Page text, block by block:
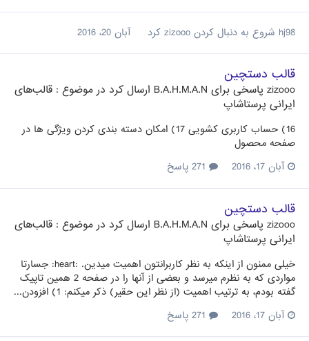
hj98 شروع به دنبال کردن zizooo کرد آبان 20، 2016
قالب دستچین
zizooo پاسخی برای B.A.H.M.A.N ارسال کرد در موضوع : قالب‌های
ایرانی پرستاشاپ
16) حساب کاربری کشویی 17) امکان دسته بندی کردن ویژگی ها در
صفحه محصول
آبان 17، 2016
قالب دستچین
zizooo پاسخی برای B.A.H.M.A.N ارسال کرد در موضوع : قالب‌های
ایرانی پرستاشاپ
خیلی ممنون از اینکه به نظر کاربرانتون اهمیت میدین. :heart: جسارتا
مواردی که به نظرم میرسد و بعضی از آنها را در صفحه 2 همین تاپیک
گفته بودم، به ترتیب اهمیت (از نظر این حقیر) ذکر میکنم: 1) افزودن...
آبان 17، 2016